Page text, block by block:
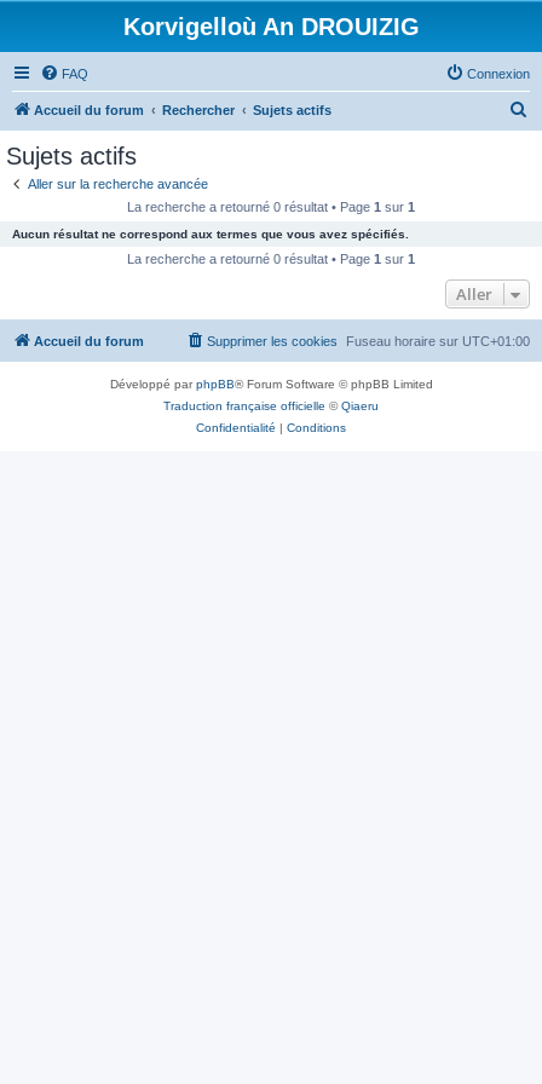
Korvigelloù An DROUIZIG
FAQ Connexion
Accueil du forum Rechercher Sujets actifs
c
e
Sujets actifs
Aller sur la recherche avancée
La recherche a retourné 0 résultat • Page 1 sur 1
Aucun résultat ne correspond aux termes que vous avez spécifiés.
La recherche a retourné 0 résultat • Page 1 sur 1
Aller
Accueil du forum Fuseau horaire sur UTC+01:00
Supprimer les cookies
Développé parphpBB® Forum Software © phpBB Limited
Traduction française officielle ©Qiaeru
Confidentialité | Conditions